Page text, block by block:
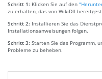
Schritt 1: Klicken Sie auf den
zu erhalten, das von WikiDll
Schritt 2: Installieren Sie das
Installationsanweisungen folgen.
Schritt 3: Starten Sie das Programm,
Probleme zu beheben.